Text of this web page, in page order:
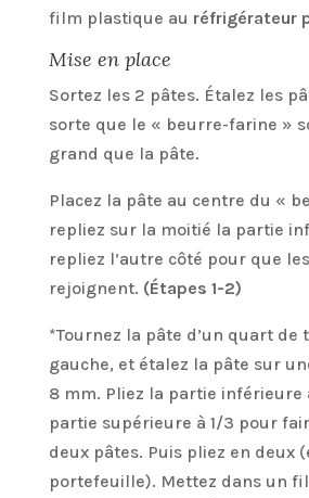
film plastique au réfrigérateur
Mise en place
Sortez les 2 pâtes. Étalez les
sorte que le « beurre-farine »
grand que la pâte.
Placez la pâte au centre du «
repliez sur la moitié la partie
repliez l’autre côté pour que
rejoignent. (Étapes 1-2)
*Tournez la pâte d’un quart de
gauche, et étalez la pâte sur
8 mm. Pliez la partie inférieure
partie supérieure à 1/3 pour
deux pâtes. Puis pliez en deux
portefeuille). Mettez dans un